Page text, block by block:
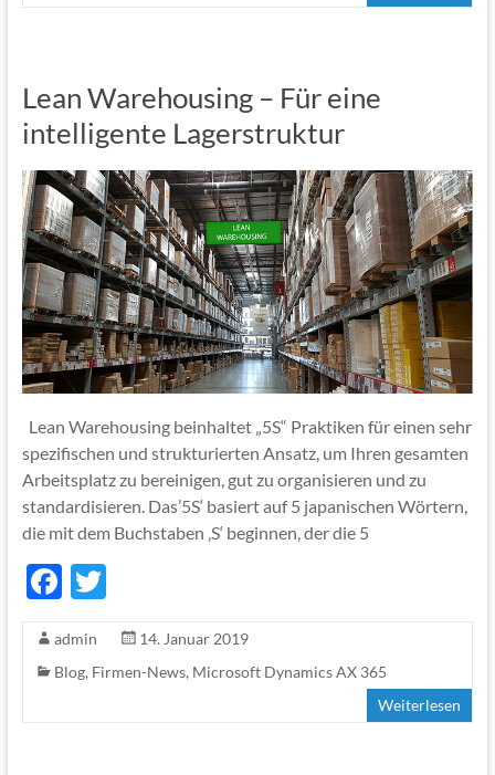
Lean Warehousing – Für eine
intelligente Lagerstruktur
Lean Warehousing beinhaltet „5S“ Praktiken für einen sehr
spezifischen und strukturierten Ansatz, um Ihren gesamten
Arbeitsplatz zu bereinigen, gut zu organisieren und zu
standardisieren. Das’5S‘ basiert auf 5 japanischen Wörtern,
die mit dem Buchstaben ‚S‘ beginnen, der die 5
F
e
b
T
itt
er
admin
14. Januar 2019
Blog, Firmen-News, Microsoft Dynamics AX 365
Weiterlesen